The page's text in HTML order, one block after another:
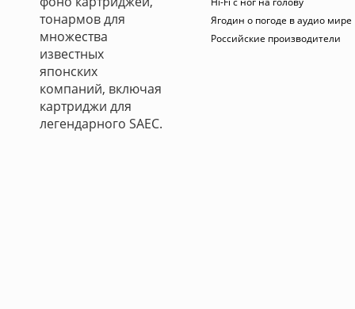
тонармов для
множества
известных
японских
компаний, включая
картриджи для
легендарного SAEC.
Ягодин о погоде в аудио мире
Российские производители